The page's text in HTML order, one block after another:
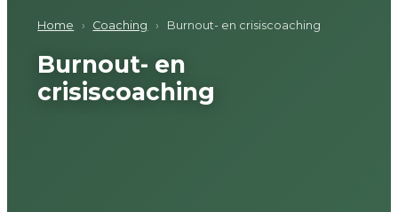
Home › Coaching › Burnout- en crisiscoaching
Burnout- en
crisiscoaching